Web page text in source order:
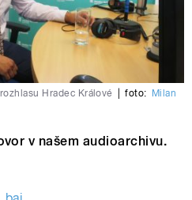
Hradec Králové foto: Milan
v našem audioarchivu.